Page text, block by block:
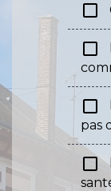
check_box_outline_blank
check_box_outline_blank
check_box_outline_blank
pas
check_box_outline_blank